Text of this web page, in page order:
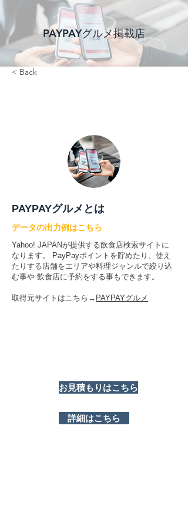
PAYPAYグルメ掲載店
< Back
PAYPAYグルメとは
データの出力例はこちら
Yahoo! JAPANが提供する飲食店検索サイトに
なります。 PayPayポイントを貯めたり、使え
たりする店舗をエリアや料理ジャンルで絞り込
む事や 飲食店に予約をする事もできます。
取得元サイトはこちら→ PAYPAYグルメ
お見積もりはこちら
詳細はこちら